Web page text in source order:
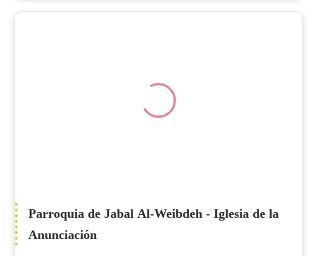
Parroquia de Jabal Al-Weibdeh - Iglesia de la
Anunciación